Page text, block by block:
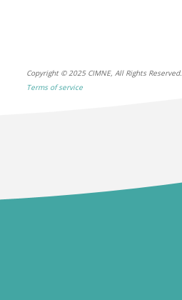
Copyright © 2025 CIMNE, All Rights Reserved.
Terms of service